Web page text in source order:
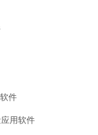
件
用软件